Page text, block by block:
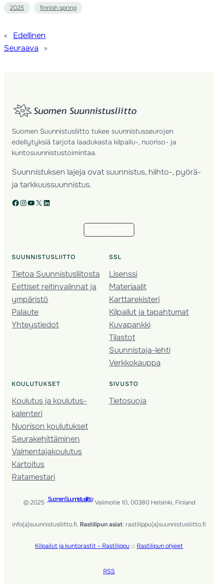
2025 finnish spring
«
Edellinen
Seuraava
»
Suomen Suunnistusliitto tukee suunnistusseurojen
edellytyksiä tarjota laadukasta kilpailu-, nuoriso- ja
kuntosuunnistustoimintaa.
Suunnistuksen lajeja ovat suunnistus, hiihto-, pyörä-
ja tarkkuussuunnistus.
Facebook Instagram YouTube X LinkedIn
SUUNNISTUSLIITTO
Tietoa Suunnistusliitosta
Eettiset reitinvalinnat ja
ympäristö
Palaute
Yhteystiedot
SSL
Lisenssi
Materiaalit
Karttarekisteri
Kilpailut ja tapahtumat
Kuvapankki
Tilastot
Suunnistaja-lehti
Verkkokauppa
KOULUTUKSET
Koulutus ja koulutus­
kalenteri
Nuorison koulutukset
Seura­kehittäminen
Valmentaja­koulutus
Kartoitus
Ratamestari
SIVUSTO
Tietosuoja
© 2025 ·Suomen Suunnistusliitto· Valimotie 10, 00380 Helsinki, Finland
info(a)suunnistusliitto.fi, Rastilipun asiat: rastilippu(a)suunnistusliitto.fi
Kilpailut ja kuntorastit – Rastilippu ::: Rastilipun ohjeet
RSS